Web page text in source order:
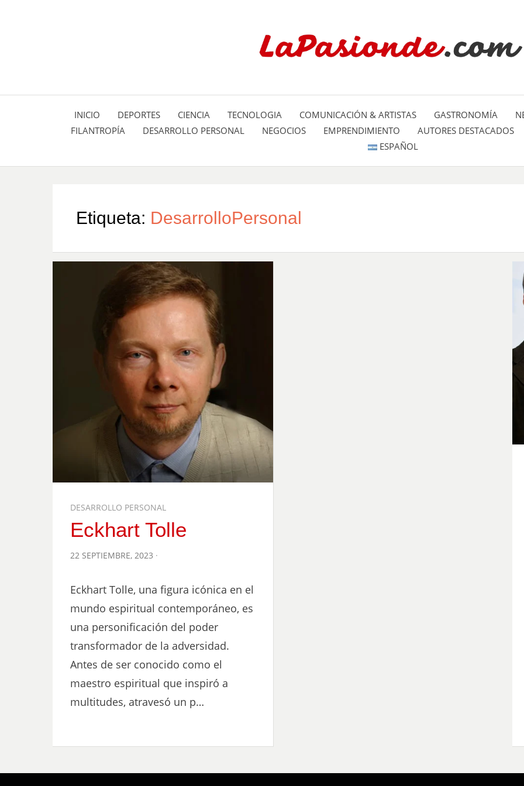
LA
INICIO DEPORTES CIENCIA TECNOLOGIA COMUNICACIÓN & ARTISTAS GASTRONOMÍA
FILANTROPÍA
DESARROLLO PERSONAL NEGOCIOS EMPRENDIMIENTO AUTORES DESTACADOS
ESPAÑOL
Etiqueta: DesarrolloPersonal
DESARROLLO PERSONAL
Eckhart Tolle
POSTED
22 SEPTIEMBRE, 2023
Eckhart Tolle, una figura icónica en el
mundo espiritual contemporáneo, es
una personificación del poder
transformador de la adversidad.
Antes de ser conocido como el
maestro espiritual que inspiró a
multitudes, atravesó un p…